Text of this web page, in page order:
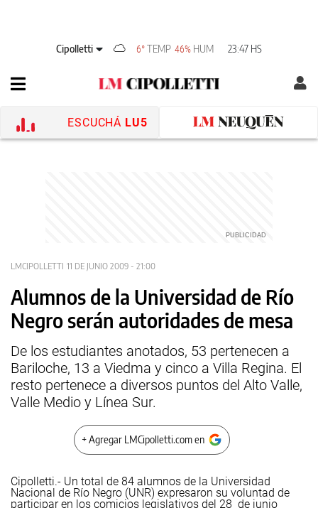
Cipolletti 6° TEMP 46% HUM 23:47 HS
ESCUCHÁ LU5
LMCIPOLLETTI 11 DE JUNIO 2009 - 21:00
Alumnos de la Universidad de Río
Negro serán autoridades de mesa
De los estudiantes anotados, 53 pertenecen a
Bariloche, 13 a Viedma y cinco a Villa Regina. El
resto pertenece a diversos puntos del Alto Valle,
Valle Medio y Línea Sur.
+ Agregar LMCipolletti.com en
Cipolletti.- Un total de 84 alumnos de la Universidad
Nacional de Río Negro (UNR) expresaron su voluntad de
participar en los comicios legislativos del 28 de junio